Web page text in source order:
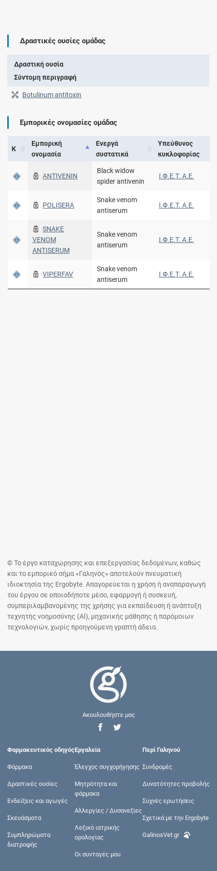
Δραστικές ουσίες ομάδας
Δραστική ουσία
Σύντομη περιγραφή
Botulinum antitoxin
Εμπορικές ονομασίες ομάδας
Κ
Εμπορική
ονομασία
Ενεργά
συστατικά
Υπεύθυνος
κυκλοφορίας
ANTIVENIN
Black widow
spider antivenin
Ι.Φ.Ε.Τ. A.E.
POLISERA
Snake venom
antiserum
Ι.Φ.Ε.Τ. A.E.
SNAKE
VENOM
ANTISERUM
Snake venom
antiserum
Ι.Φ.Ε.Τ. A.E.
VIPERFAV
Snake venom
antiserum
Ι.Φ.Ε.Τ. A.E.
© Το έργο καταχώρησης και επεξεργασίας δεδομένων, καθώς
και το εμπορικό σήμα «Γαληνός» αποτελούν πνευματική
ιδιοκτησία της Ergobyte. Απαγορεύεται η χρήση ή αναπαραγωγή
του έργου σε οποιοδήποτε μέσο, εφαρμογή ή συσκευή,
συμπεριλαμβανομένης της χρήσης για εκπαίδευση ή ανάπτυξη
τεχνητής νοημοσύνης (AI), μηχανικής μάθησης ή παρόμοιων
τεχνολογιών, χωρίς προηγούμενη γραπτή άδεια.
Ακουλουθήστε μας
Φαρμακευτικός οδηγός
Φάρμακα
Δραστικές ουσίες
Ενδείξεις και αγωγές
Σκευάσματα
Συμπληρώματα
διατροφής
Εργαλεία
Έλεγχος συγχορήγησης
Μητρότητα και
φάρμακα
Αλλεργίες / Δυσανεξίες
Λεξικό ιατρικής
ορολογίας
Οι συνταγές μου
Περί Γαληνού
Συνδρομές
Δυνατότητες προβολής
Συχνές ερωτήσεις
Σχετικά με την Ergobyte
GalinosVet.gr